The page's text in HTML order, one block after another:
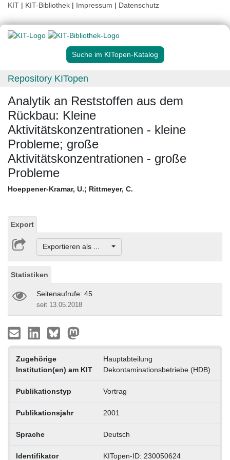
KIT | KIT-Bibliothek | Impressum | Datenschutz
Suche im KITopen-Katalog
Repository KITopen
Analytik an Reststoffen aus dem
Rückbau: Kleine
Aktivitätskonzentrationen - kleine
Probleme; große
Aktivitätskonzentrationen - große
Probleme
Hoeppener-Kramar, U.; Rittmeyer, C.
Export
Exportieren als ...
Statistiken
Seitenaufrufe: 45
seit 13.05.2018
Zugehörige
Institution(en) am KIT
Hauptabteilung
Dekontaminationsbetriebe (HDB)
Publikationstyp Vortrag
Publikationsjahr 2001
Sprache Deutsch
Identifikator KITopen-ID: 230050624